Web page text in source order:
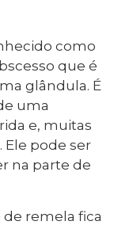
como
que é
glândula. É
uma
e, muitas
pode ser
na parte de
remela fica